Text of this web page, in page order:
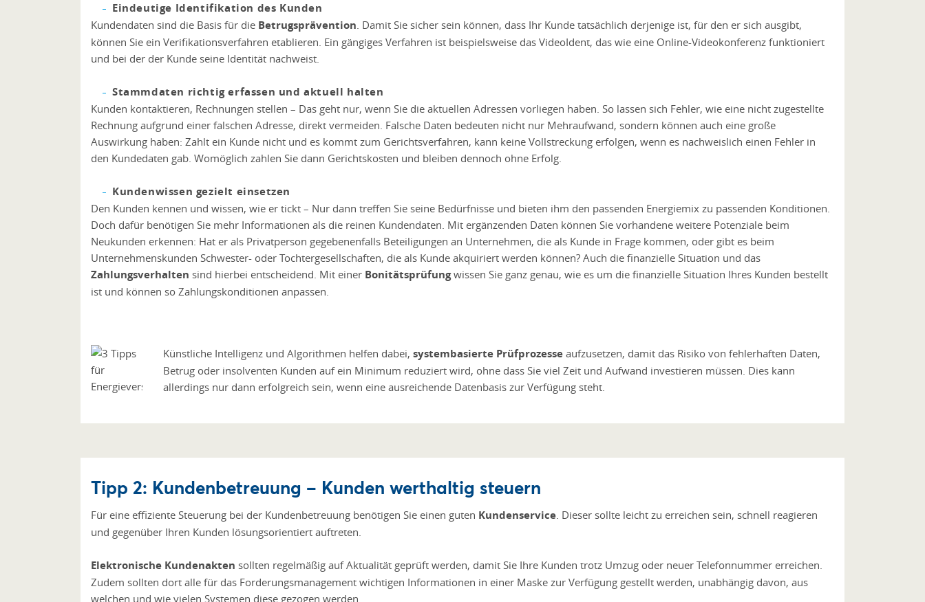
Eindeutige Identifikation des Kunden
Kundendaten sind die Basis für die Betrugsprävention. Damit Sie sicher sein können, dass Ihr Kunde tatsächlich derjenige ist, für den er sich ausgibt,
können Sie ein Verifikationsverfahren etablieren. Ein gängiges Verfahren ist beispielsweise das VideoIdent, das wie eine Online-Videokonferenz funktioniert
und bei der der Kunde seine Identität nachweist.
Stammdaten richtig erfassen und aktuell halten
Kunden kontaktieren, Rechnungen stellen – Das geht nur, wenn Sie die aktuellen Adressen vorliegen haben. So lassen sich Fehler, wie eine nicht zugestellte
Rechnung aufgrund einer falschen Adresse, direkt vermeiden. Falsche Daten bedeuten nicht nur Mehraufwand, sondern können auch eine große
Auswirkung haben: Zahlt ein Kunde nicht und es kommt zum Gerichtsverfahren, kann keine Vollstreckung erfolgen, wenn es nachweislich einen Fehler in
den Kundedaten gab. Womöglich zahlen Sie dann Gerichtskosten und bleiben dennoch ohne Erfolg.
Kundenwissen gezielt einsetzen
Den Kunden kennen und wissen, wie er tickt – Nur dann treffen Sie seine Bedürfnisse und bieten ihm den passenden Energiemix zu passenden Konditionen.
Doch dafür benötigen Sie mehr Informationen als die reinen Kundendaten. Mit ergänzenden Daten können Sie vorhandene weitere Potenziale beim
Neukunden erkennen: Hat er als Privatperson gegebenenfalls Beteiligungen an Unternehmen, die als Kunde in Frage kommen, oder gibt es beim
Unternehmenskunden Schwester- oder Tochtergesellschaften, die als Kunde akquiriert werden können? Auch die finanzielle Situation und das
Zahlungsverhalten sind hierbei entscheidend. Mit einer Bonitätsprüfungwissen Sie ganz genau, wie es um die finanzielle Situation Ihres Kunden bestellt
ist und können so Zahlungskonditionen anpassen.
Künstliche Intelligenz und Algorithmen helfen dabei, systembasierte Prüfprozesse aufzusetzen, damit das Risiko von fehlerhaften Daten,
Betrug oder insolventen Kunden auf ein Minimum reduziert wird, ohne dass Sie viel Zeit und Aufwand investieren müssen. Dies kann
allerdings nur dann erfolgreich sein, wenn eine ausreichende Datenbasis zur Verfügung steht.
Tipp 2: Kundenbetreuung – Kunden werthaltig steuern
Für eine effiziente Steuerung bei der Kundenbetreuung benötigen Sie einen guten Kundenservice. Dieser sollte leicht zu erreichen sein, schnell reagieren
und gegenüber Ihren Kunden lösungsorientiert auftreten.
Elektronische Kundenakten sollten regelmäßig auf Aktualität geprüft werden, damit Sie Ihre Kunden trotz Umzug oder neuer Telefonnummer erreichen.
Zudem sollten dort alle für das Forderungsmanagement wichtigen Informationen in einer Maske zur Verfügung gestellt werden, unabhängig davon, aus
welchen und wie vielen Systemen diese gezogen werden.